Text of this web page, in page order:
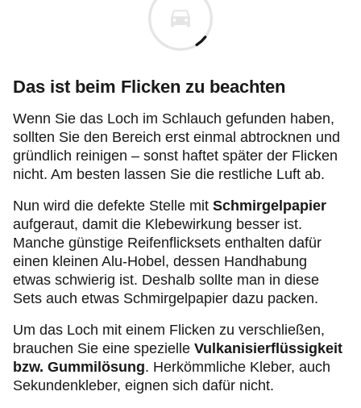
Das ist beim Flicken zu beachten
Wenn Sie das Loch im Schlauch gefunden haben,
sollten Sie den Bereich erst einmal abtrocknen und
gründlich reinigen – sonst haftet später der Flicken
nicht. Am besten lassen Sie die restliche Luft ab.
Nun wird die defekte Stelle mit Schmirgelpapier
aufgeraut, damit die Klebewirkung besser ist.
Manche günstige Reifenflicksets enthalten dafür
einen kleinen Alu-Hobel, dessen Handhabung
etwas schwierig ist. Deshalb sollte man in diese
Sets auch etwas Schmirgelpapier dazu packen.
Um das Loch mit einem Flicken zu verschließen,
brauchen Sie eine spezielle Vulkanisierflüssigkeit
bzw. Gummilösung. Herkömmliche Kleber, auch
Sekundenkleber, eignen sich dafür nicht.